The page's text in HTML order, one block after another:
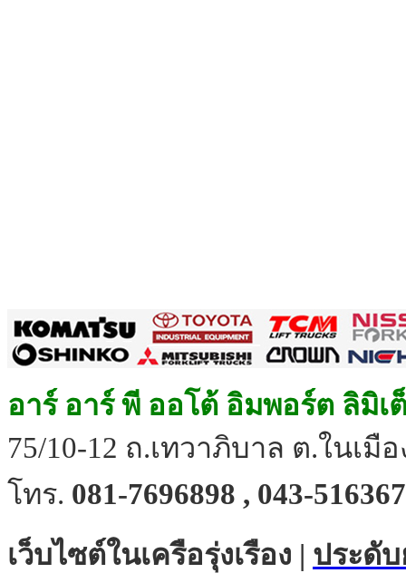
อาร์ อาร์ พี ออโต้ อิมพอร์ต ลิมิเ
75/10-12 ถ.เทวาภิบาล ต.ในเมื
โทร. 081-7696898 , 043-
เว็บไซต์ในเครือรุ่งเรือง | ประดั